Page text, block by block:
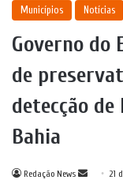
Municípios Notícias
Governo do
de
detecção de
Bahia
Redação News
Mande21